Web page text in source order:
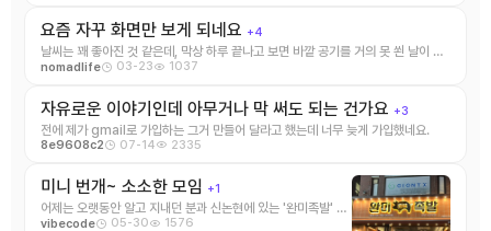
요즘 자꾸 화면만 보게 되네요 +4
날씨는 꽤 좋아진 것 같은데, 막상 하루 끝나고 보면 바깥 공기를 거의 못 쐰 날이 많
네요. 잠깐이라도 산책 ...
nomadlife 03-23 1037
자유로운 이야기인데 아무거나 막 써도 되는 건가요 +3
전에 제가 gmail로 가입하는 그거 만들어 달라고 했는데 너무 늦게 가입했네요.
8e9608c2 07-14 2335
미니 번개~ 소소한 모임 +1
어제는 오랫동안 알고 지내던 분과 신논현에 있는 '완미족발' 에
서 짧지만 알찬 번개를 하였습니 ...
vibecode 05-30 1576